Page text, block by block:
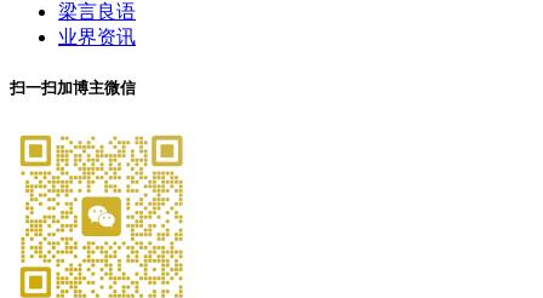
梁言良语
业界资讯
扫一扫加博主微信